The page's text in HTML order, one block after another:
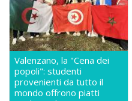
Valenzano, la "Cena dei
popoli": studenti
provenienti da tutto il
mondo offrono piatti